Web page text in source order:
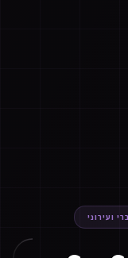
ועירוני